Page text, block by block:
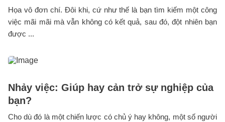
Họa vô đơn chí. Đôi khi, cứ như thế là bạn tìm kiếm một công
việc mãi mãi mà vẫn không có kết quả, sau đó, đột nhiên bạn
được ...
Nhảy việc: Giúp hay cản trở sự nghiệp của
bạn?
Cho dù đó là một chiến lược có chủ ý hay không, một số người